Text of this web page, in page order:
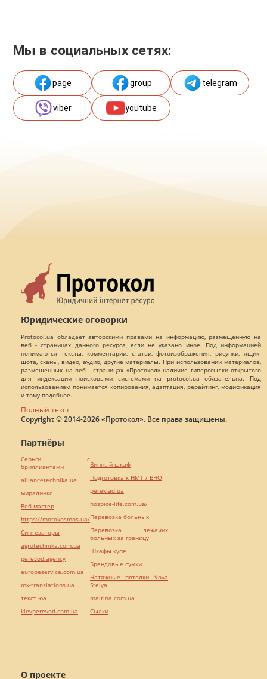
Мы в социальных сетях:
page group telegram
viber youtube
Юридические оговорки
Protocol.ua обладает авторскими правами на информацию, размещенную на
веб - страницах данного ресурса, если не указано иное. Под информацией
понимаются тексты, комментарии, статьи, фотоизображения, рисунки, ящик-
шота, сканы, видео, аудио, другие материалы. При использовании материалов,
размещенных на веб - страницах «Протокол» наличие гиперссылки открытого
для индексации поисковыми системами на protocol.ua обязательна. Под
использованием понимается копирования, адаптация, рерайтинг, модификация
и тому подобное.
Полный текст
Copyright © 2014-2026 «Протокол». Все права защищены.
О проекте
Партнёры
Серьги с
бриллиантами
alliancetechnika.ua
миралинкс
Веб мастер
https://motokosmos.ua/
Синтезаторы
agrotechnika.com.ua
perevod.agency
europeservice.com.ua
mk-translations.ua
текст юа
kievperevod.com.ua
Винный шкаф
Подготовка к НМТ / ВНО
pereklad.ua
hospice-life.com.ua/
Перевозка больных
Перевозка лежачих
больных за границу
Шкафы купе
Брендовые сумки
Натяжные потолки Nova
Stelya
maltina.com.ua
Cылки